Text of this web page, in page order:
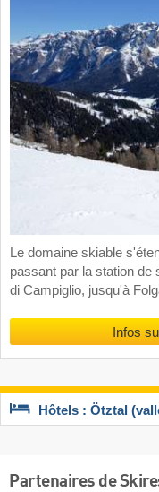
Le domaine skiable
passant par la station de
di Campiglio, jusqu'à
Infos
Hôtels : Ötztal
Partenaires de